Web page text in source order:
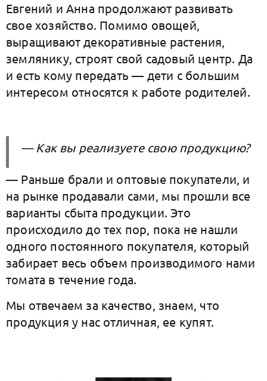
Евгений и Анна продолжают развивать
свое хозяйство. Помимо овощей,
выращивают декоративные растения,
землянику, строят свой садовый центр. Да
и есть кому передать — дети с большим
интересом относятся к работе родителей.
— Как вы реализуете свою продукцию?
— Раньше брали и оптовые покупатели, и
на рынке продавали сами, мы прошли все
варианты сбыта продукции. Это
происходило до тех пор, пока не нашли
одного постоянного покупателя, который
забирает весь объем производимого нами
томата в течение года.
Мы отвечаем за качество, знаем, что
продукция у нас отличная, ее купят.